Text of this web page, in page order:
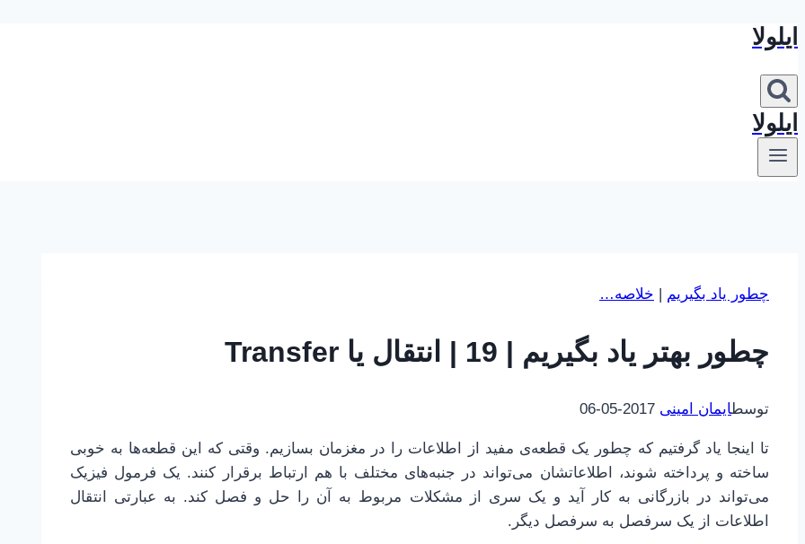
بازگشت
محتوا
ایلولا
ایلولا
چطور یاد بگیریم | خلاصه…
چطور بهتر یاد بگیریم | 19 | انتقال یا Transfer
توسطایمان امینی 2017-05-06
تا اینجا یاد گرفتیم که چطور یک قطعه‌ی مفید از اطلاعات را در مغزمان بسازیم. وقتی که این قطعه‌ها به خوبی
ساخته و پرداخته شوند، اطلاعاتشان می‌تواند در جنبه‌های مختلف با هم ارتباط برقرار کنند. یک فرمول فیزیک
می‌تواند در بازرگانی به کار آید و یک سری از مشکلات مربوط به آن را حل و فصل کند. به عبارتی انتقال
اطلاعات از یک سرفصل به سرفصل دیگر.